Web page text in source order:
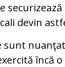
devin
sunt
încă